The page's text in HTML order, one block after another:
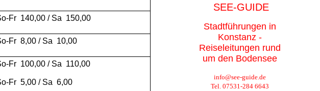
Fr 140,00 / Sa 150,00
Fr 8,00 / Sa 10,00
Fr 100,00 / Sa 110,00
Fr 5,00 / Sa 6,00
SEE-GUIDE
Stadtführungen in
Konstanz -
Reiseleitungen rund
um den Bodensee
info@see-guide.de
Tel. 07531-284 6643